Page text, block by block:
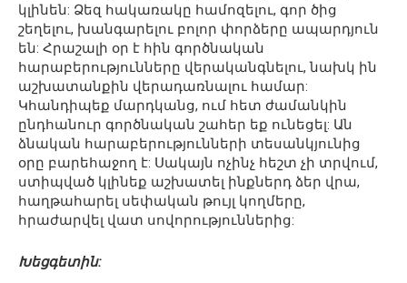
կլինեն: Ձեզ հակառակը համոզելու, գոր ծից
շեղելու, խանգարելու բոլոր փորձերը ապարդյուն
են: Հրաշալի օր է հին գործնական
հարաբերությունները վերականգնելու, նախկ ին
աշխատանքին վերադառնալու համար:
Կհանդիպեք մարդկանց, ում հետ ժամանկին
ընդհանուր գործնական շահեր եք ունեցել: Ան
ձնական հարաբերությունների տեսանկյունից
օրը բարեհաջող է: Սակայն ոչինչ հեշտ չի տրվում,
ստիպված կլինեք աշխատել ինքներդ ձեր վրա,
հաղթահարել սեփական թույլ կողմերը,
հրաժարվել վատ սովորություններից:
Խեցգետին: